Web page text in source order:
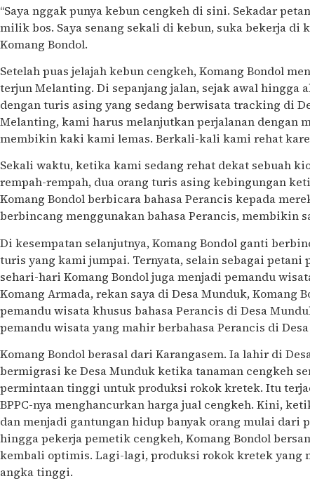
“Saya nggak punya kebun cengkeh di sini. Sekadar
milik bos. Saya senang sekali di kebun, suka bekerja di
Komang Bondol.
Setelah puas jelajah kebun cengkeh, Komang Bondol
terjun Melanting. Di sepanjang jalan, sejak awal hingga
dengan turis asing yang sedang berwisata tracking di
Melanting, kami harus melanjutkan perjalanan dengan
membikin kaki kami lemas. Berkali-kali kami rehat
Sekali waktu, ketika kami sedang rehat dekat sebuah
rempah-rempah, dua orang turis asing kebingungan
Komang Bondol berbicara bahasa Perancis kepada
berbincang menggunakan bahasa Perancis, membikin
Di kesempatan selanjutnya, Komang Bondol ganti
turis yang kami jumpai. Ternyata, selain sebagai petani
sehari-hari Komang Bondol juga menjadi pemandu
Komang Armada, rekan saya di Desa Munduk, Komang
pemandu wisata khusus bahasa Perancis di Desa
pemandu wisata yang mahir berbahasa Perancis di
Komang Bondol berasal dari Karangasem. Ia lahir di
bermigrasi ke Desa Munduk ketika tanaman cengkeh
permintaan tinggi untuk produksi rokok kretek. Itu
BPPC-nya menghancurkan harga jual cengkeh. Kini,
dan menjadi gantungan hidup banyak orang mulai dari
hingga pekerja pemetik cengkeh, Komang Bondol
kembali optimis. Lagi-lagi, produksi rokok kretek yang
angka tinggi.